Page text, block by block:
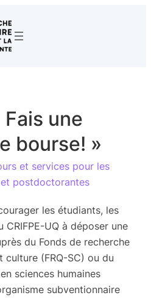
une
bourse! »
et services pour les
postdoctorantes
les étudiants, les
UQ à déposer une
du Fonds de recherche
culture (FRQ-SC) ou du
sciences humaines
subventionnaire